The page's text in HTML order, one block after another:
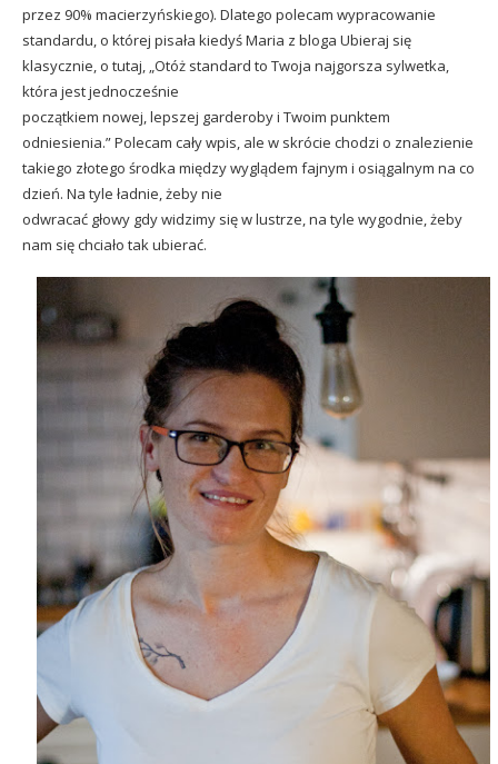
przez 90% macierzyńskiego). Dlatego polecam wypracowanie
standardu, o której pisała kiedyś Maria z bloga Ubieraj się
klasycznie, o tutaj, „Otóż standard to Twoja najgorsza sylwetka,
która jest jednocześnie
początkiem nowej, lepszej garderoby i Twoim punktem
odniesienia.” Polecam cały wpis, ale w skrócie chodzi o znalezienie
takiego złotego środka między wyglądem fajnym i osiągalnym na co
dzień. Na tyle ładnie, żeby nie
odwracać głowy gdy widzimy się w lustrze, na tyle wygodnie, żeby
nam się chciało tak ubierać.